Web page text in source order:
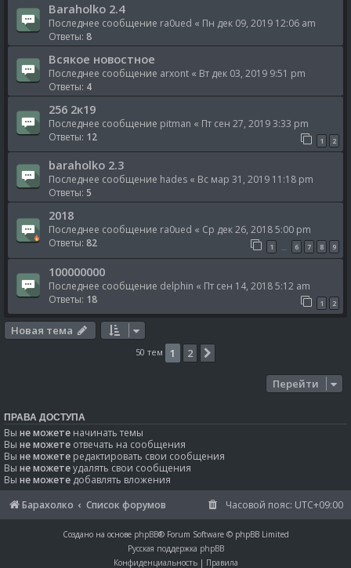
Baraholko 2.4
Последнее сообщение ra0ued « Пн дек 09, 2019 12:06 am
Ответы: 8
Всякое новостное
Последнее сообщение arxont « Вт дек 03, 2019 9:51 pm
Ответы: 4
256 2к19
Последнее сообщение pitman « Пт сен 27, 2019 3:33 pm
Ответы: 12 1 2
baraholko 2.3
Последнее сообщение hades « Вс мар 31, 2019 11:18 pm
Ответы: 5
2018
Последнее сообщение ra0ued « Ср дек 26, 2018 5:00 pm
Ответы: 82 1 6 7 8 9
100000000
Последнее сообщение delphin « Пт сен 14, 2018 5:12 am
Ответы: 18 1 2
Новая тема
50 тем 1 2
Перейти
ПРАВА ДОСТУПА
Вы не можете начинать темы
Вы не можете отвечать на сообщения
Вы не можете редактировать свои сообщения
Вы не можетеудалять свои сообщения
Вы не можете добавлять вложения
Барахолко
Список форумов Часовой пояс: UTC+09:00
Создано на основе phpBB® Forum Software © phpBB Limited
Русская поддержка phpBB
Конфиденциальность| Правила